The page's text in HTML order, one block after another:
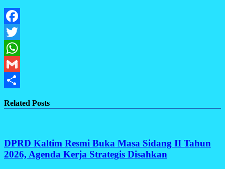
Facebook
Twitter
WhatsApp
Gmail
Related Posts
DPRD Kaltim Resmi Buka Masa Sidang II Tahun
2026, Agenda Kerja Strategis Disahkan